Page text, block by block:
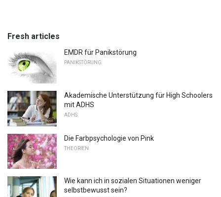
Fresh articles
EMDR für Panikstörung
PANIKSTÖRUNG
Akademische Unterstützung für High Schoolers
mit ADHS
ADHS
Die Farbpsychologie von Pink
THEORIEN
Wie kann ich in sozialen Situationen weniger
selbstbewusst sein?